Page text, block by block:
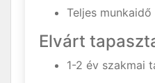
Teljes
Elvárt
1-2 év szakmai